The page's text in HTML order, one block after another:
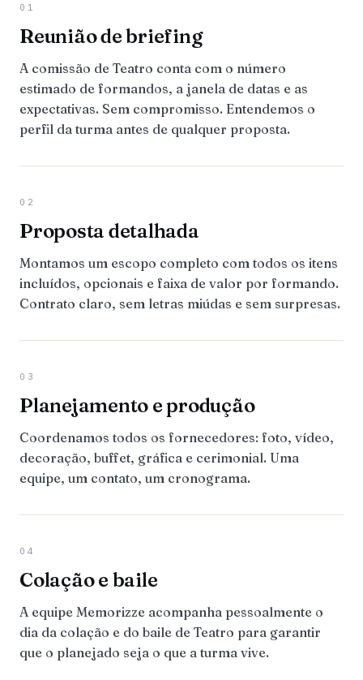
01
Reunião de briefing
A comissão de Teatro conta com o número
estimado de formandos, a janela de datas e as
expectativas. Sem compromisso. Entendemos o
perfil da turma antes de qualquer proposta.
02
Proposta detalhada
Montamos um escopo completo com todos os itens
incluídos, opcionais e faixa de valor por formando.
Contrato claro, sem letras miúdas e sem surpresas.
03
Planejamento e produção
Coordenamos todos os fornecedores: foto, vídeo,
decoração, buffet, gráfica e cerimonial. Uma
equipe, um contato, um cronograma.
04
Colação e baile
A equipe Memorizze acompanha pessoalmente o
dia da colação e do baile de Teatro para garantir
que o planejado seja o que a turma vive.